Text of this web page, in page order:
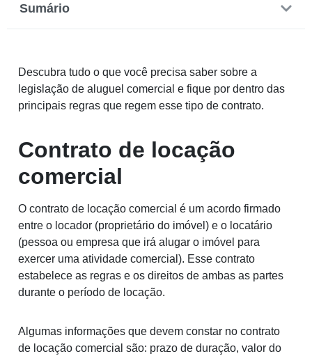
Sumário
Descubra tudo o que você precisa saber sobre a
legislação de aluguel comercial e fique por dentro das
principais regras que regem esse tipo de contrato.
Contrato de locação
comercial
O contrato de locação comercial é um acordo firmado
entre o locador (proprietário do imóvel) e o locatário
(pessoa ou empresa que irá alugar o imóvel para
exercer uma atividade comercial). Esse contrato
estabelece as regras e os direitos de ambas as partes
durante o período de locação.
Algumas informações que devem constar no contrato
de locação comercial são: prazo de duração, valor do